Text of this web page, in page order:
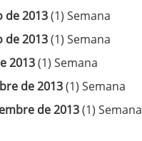
de 2013(1) Semana
de 2013(1) Semana
2013(1) Semana
de 2013(1) Semana
de 2013(1) Semana